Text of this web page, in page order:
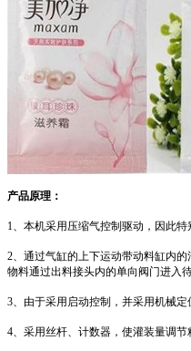
产品原理：
1、本机采用压缩气控制驱动，因此
2、 通过气缸的上下运动带动料缸内的
物料通过出料接头内的单向阀门进入
3、由于采用启动控制，并采用机械
4、采用丝杆、计数器，使灌装量调节